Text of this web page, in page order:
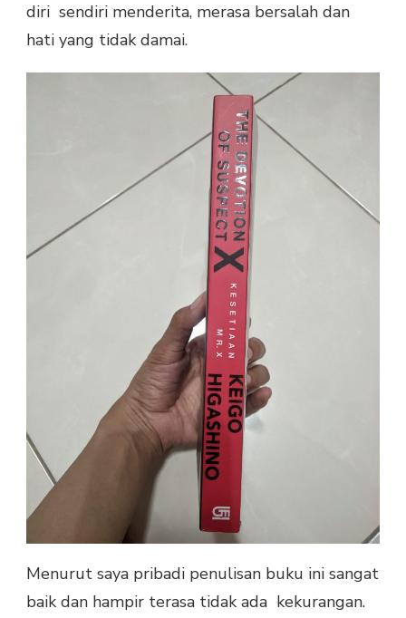
diri sendiri menderita, merasa bersalah dan
hati yang tidak damai.
Menurut saya pribadi penulisan buku ini sangat
baik dan hampir terasa tidak ada kekurangan.